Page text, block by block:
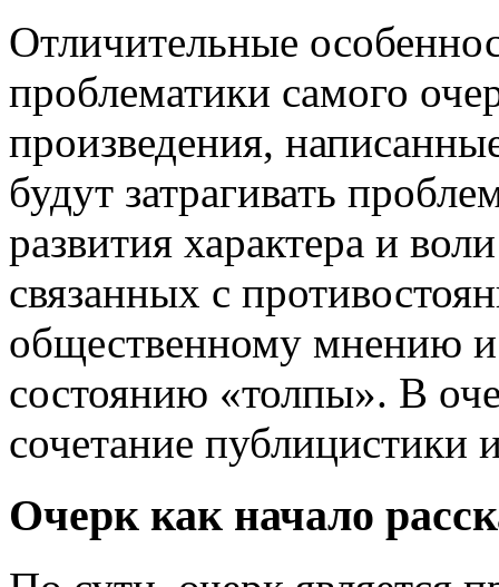
Отличительные
проблематики самого
произведения,
будут затрагивать
развития характера и
связанных с
общественному мнению и
состоянию «толпы». В
сочетание публицистики
Очерк как начало